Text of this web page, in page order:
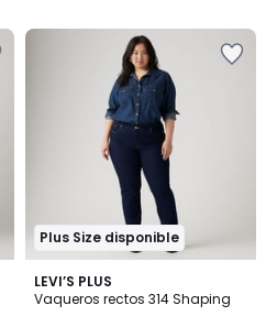
Plus Size disponible
LEVI’S PLUS
Vaqueros rectos 314 Shaping
4,8
/ 5